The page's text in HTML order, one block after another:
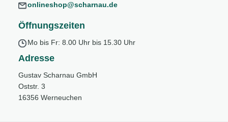
onlineshop@scharnau.de
Öffnungszeiten
Mo bis Fr: 8.00 Uhr bis 15.30 Uhr
Adresse
Gustav Scharnau GmbH
Oststr. 3
16356 Werneuchen